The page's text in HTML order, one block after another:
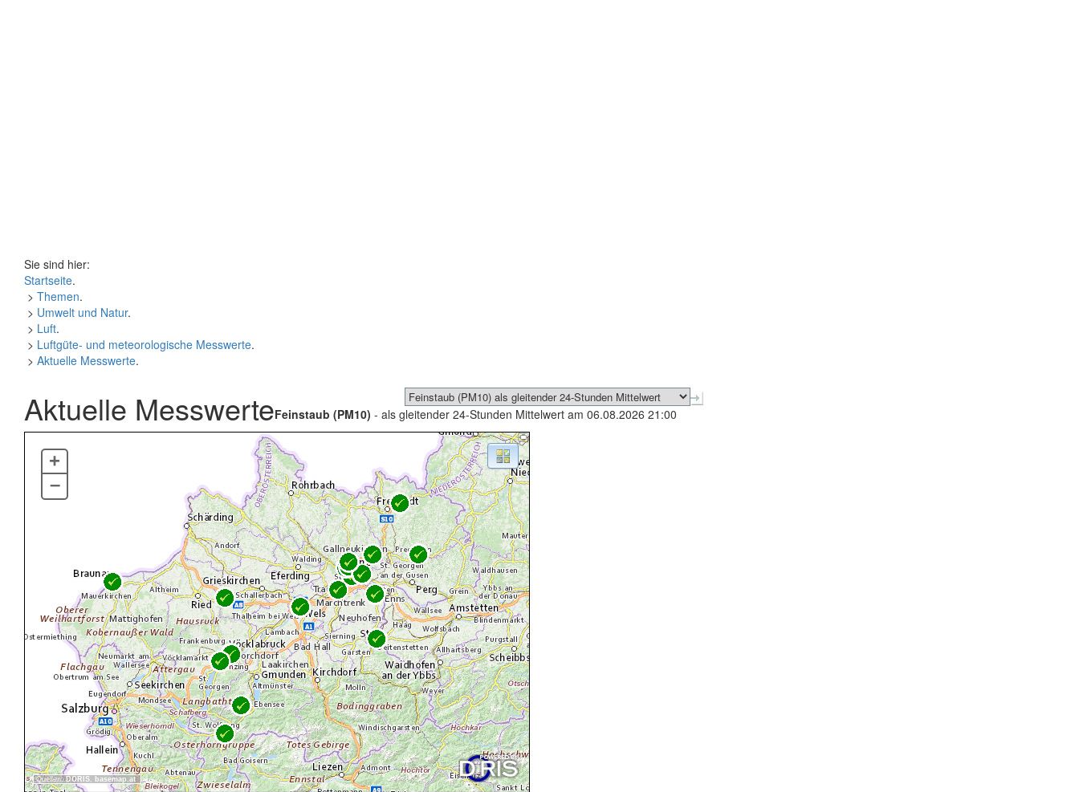
Sie sind hier:
Startseite.
> Themen.
> Umwelt und Natur.
> Luft.
> Luftgüte- und meteorologische Messwerte.
> Aktuelle Messwerte.
Aktuelle MesswerteFeinstaub (PM10) - als gleitender 24-Stunden Mittelwert am 06.08.2026 21:00
Quellen:DORIS, basemap.at
+
–